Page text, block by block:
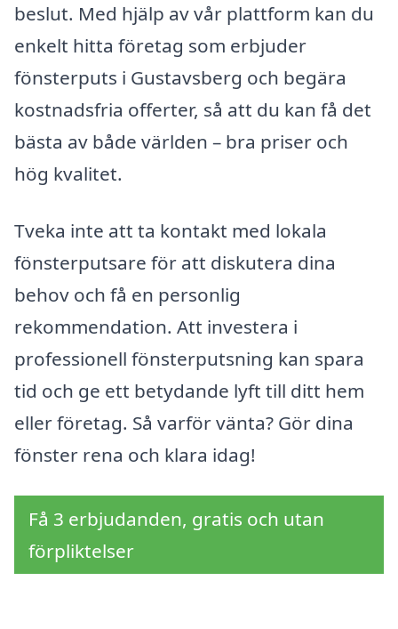
beslut. Med hjälp av vår plattform kan du
enkelt hitta företag som erbjuder
fönsterputs i Gustavsberg och begära
kostnadsfria offerter, så att du kan få det
bästa av både världen – bra priser och
hög kvalitet.
Tveka inte att ta kontakt med lokala
fönsterputsare för att diskutera dina
behov och få en personlig
rekommendation. Att investera i
professionell fönsterputsning kan spara
tid och ge ett betydande lyft till ditt hem
eller företag. Så varför vänta? Gör dina
fönster rena och klara idag!
Få 3 erbjudanden, gratis och utan
förpliktelser